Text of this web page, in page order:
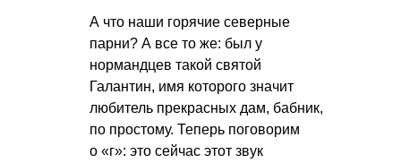
А что наши горячие северные
парни? А все то же: был у
нормандцев такой святой
Галантин, имя которого значит
любитель прекрасных дам, бабник,
по простому. Теперь поговорим
о «г»: это сейчас этот звук